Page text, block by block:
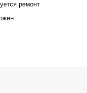
ремонт